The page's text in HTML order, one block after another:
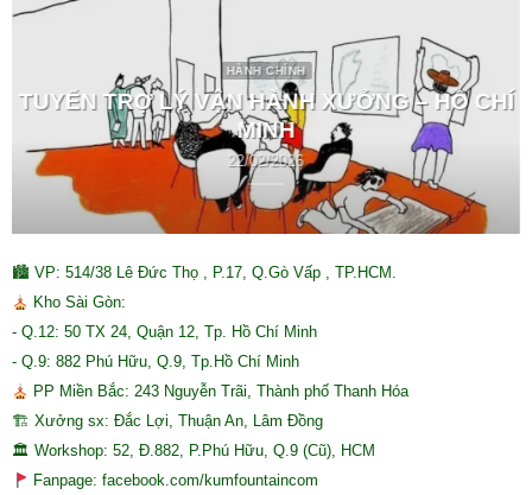
HÀNH CHÍNH
TUYỂN TRỢ LÝ VẬN HÀNH XƯỞNG – HỒ CHÍ
MINH
22/02/2026
🏙 VP: 514/38 Lê Đức Thọ , P.17, Q.Gò Vấp , TP.HCM.
Kho Sài Gòn:
- Q.12: 50 TX 24, Quận 12, Tp. Hồ Chí Minh
- Q.9: 882 Phú Hữu, Q.9, Tp.Hồ Chí Minh
PP Miền Bắc: 243 Nguyễn Trãi, Thành phố Thanh Hóa
🏗 Xưởng sx: Đắc Lợi, Thuận An, Lâm Đồng
🏛 Workshop: 52, Đ.882, P.Phú Hữu, Q.9 (Cũ), HCM
Fanpage: facebook.com/kumfountaincom